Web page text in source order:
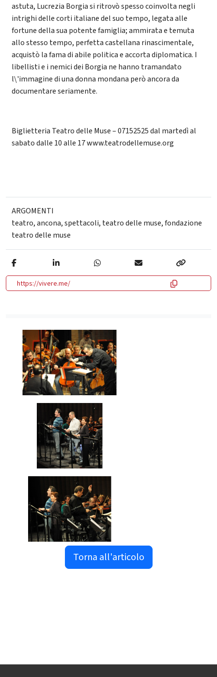
astuta, Lucrezia Borgia si ritrovò spesso coinvolta negli
intrighi delle corti italiane del suo tempo, legata alle
fortune della sua potente famiglia; ammirata e temuta
allo stesso tempo, perfetta castellana rinascimentale,
acquistò la fama di abile politica e accorta diplomatica. I
libellisti e i nemici dei Borgia ne hanno tramandato
l\'immagine di una donna mondana però ancora da
documentare seriamente.
Biglietteria Teatro delle Muse – 07152525 dal martedì al
sabato dalle 10 alle 17 www.teatrodellemuse.org
ARGOMENTI
teatro,ancona,spettacoli, teatro delle muse,fondazione
teatro delle muse
https://vivere.me/
Torna all'articolo